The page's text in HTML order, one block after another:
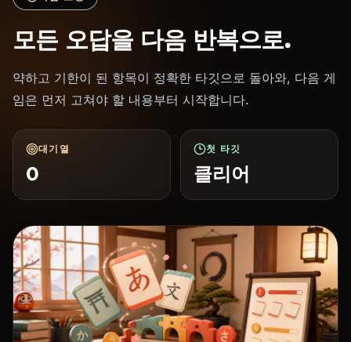
모든 오답을 다음 반복으로.
약하고 기한이 된 항목이 정확한 타깃으로 돌아와, 다음 게
임은 먼저 고쳐야 할 내용부터 시작합니다.
대기열
0
첫 타깃
클리어